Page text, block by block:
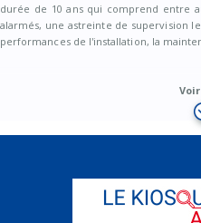
durée de 10 ans qui comprend entre
alarmés, une astreinte de supervision
performances de l'installation, la
Offre réservée aux clients CIC et
EDF solutions solaires– 150 allée
Benjamin Declas, en qualité de
Les informations recueillies lorsque